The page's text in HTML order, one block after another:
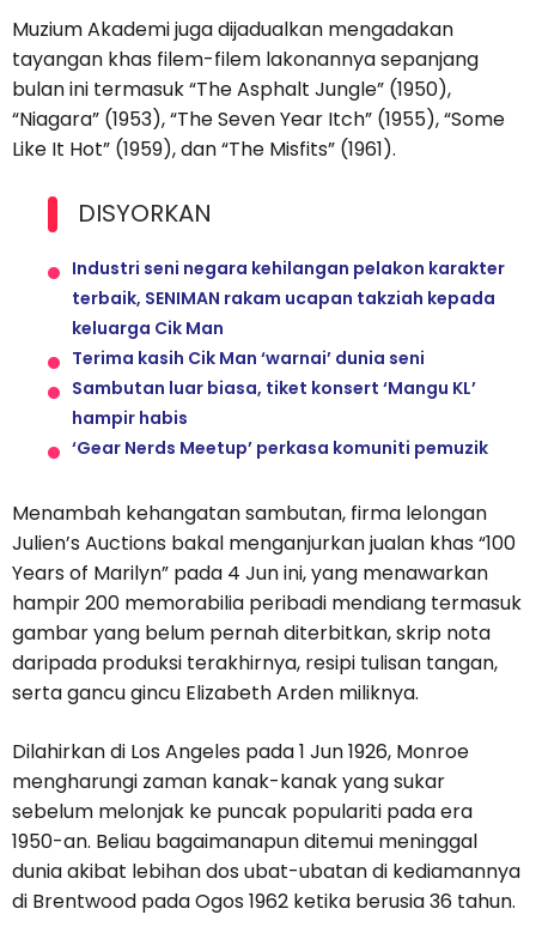
Muzium Akademi juga dijadualkan mengadakan
tayangan khas filem-filem lakonannya sepanjang
bulan ini termasuk “The Asphalt Jungle” (1950),
“Niagara” (1953), “The Seven Year Itch” (1955), “Some
Like It Hot” (1959), dan “The Misfits” (1961).
DISYORKAN
Industri seni negara kehilangan pelakon karakter
terbaik, SENIMAN rakam ucapan takziah kepada
keluarga Cik Man
Terima kasih Cik Man ‘warnai’ dunia seni
Sambutan luar biasa, tiket konsert ‘Mangu KL’
hampir habis
‘Gear Nerds Meetup’ perkasa komuniti pemuzik
Menambah kehangatan sambutan, firma lelongan
Julien’s Auctions bakal menganjurkan jualan khas “100
Years of Marilyn” pada 4 Jun ini, yang menawarkan
hampir 200 memorabilia peribadi mendiang termasuk
gambar yang belum pernah diterbitkan, skrip nota
daripada produksi terakhirnya, resipi tulisan tangan,
serta gancu gincu Elizabeth Arden miliknya.
Dilahirkan di Los Angeles pada 1 Jun 1926, Monroe
mengharungi zaman kanak-kanak yang sukar
sebelum melonjak ke puncak populariti pada era
1950-an. Beliau bagaimanapun ditemui meninggal
dunia akibat lebihan dos ubat-ubatan di kediamannya
di Brentwood pada Ogos 1962 ketika berusia 36 tahun.